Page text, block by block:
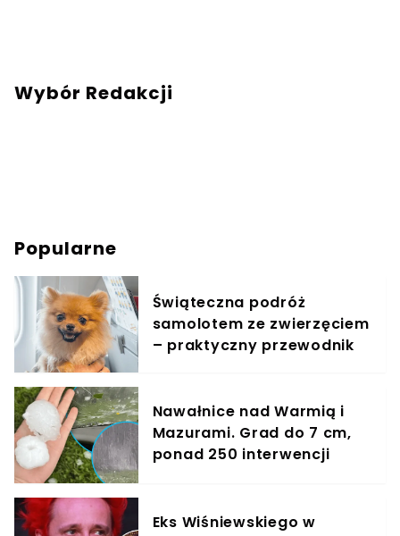
mail: redakcja@swiatzwierzat.pl
Wybór Redakcji
Popularne
Świąteczna podróż
samolotem ze zwierzęciem
– praktyczny przewodnik
Nawałnice nad Warmią i
Mazurami. Grad do 7 cm,
ponad 250 interwencji
Eks Wiśniewskiego w